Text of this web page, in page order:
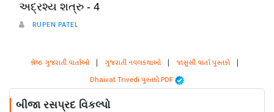
અદ્રશ્ય શત્રુ - 4
RUPEN PATEL
શ્રેષ્ઠ ગુજરાતી વાર્તાઓ | ગુજરાતી નવલકથાઓ | જાસૂસી વાર્તા પુસ્તકો |
Dhaivat Trivedi પુસ્તકો PDF
બીજા રસપ્રદ વિકલ્પો